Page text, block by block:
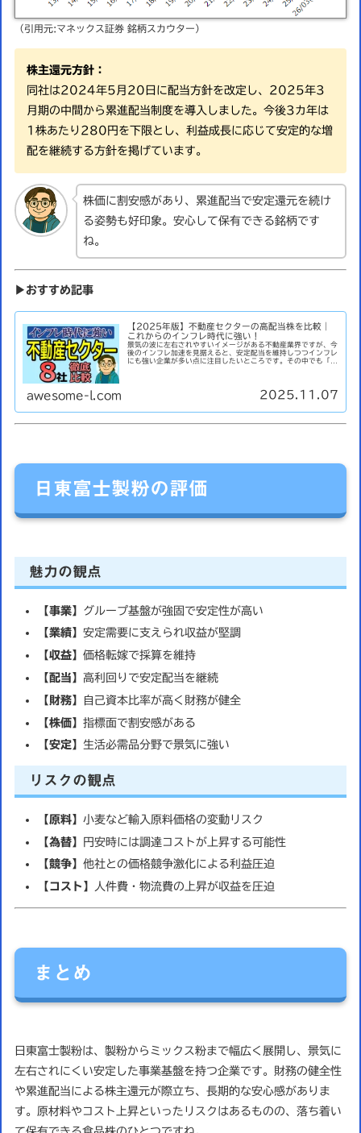
（引用元:マネックス証券 銘柄スカウター）
株主還元方針：
同社は2024年5月20日に配当方針を改定し、2025年3
月期の中間から累進配当制度を導入しました。今後3カ年は
1株あたり280円を下限とし、利益成長に応じて安定的な増
配を継続する方針を掲げています。
株価に割安感があり、累進配当で安定還元を続け
る姿勢も好印象。安心して保有できる銘柄です
ね。
▶おすすめ記事
【2025年版】不動産セクターの高配当株を比較｜
これからのインフレ時代に強い！
景気の波に左右されやすいイメージがある不動産業界ですが、今
後のインフレ加速を見据えると、安定配当を維持しつつインフレ
にも強い企業が多い点に注目したいところです。その中でも「高
awesome-l.com 2025.11.07
日東富士製粉の評価
魅力の観点
【事業】 グループ基盤が強固で安定性が高い
【業績】安定需要に支えられ収益が堅調
【収益】価格転嫁で採算を維持
【配当】 高利回りで安定配当を継続
【財務】
自己資本比率が高く財務が健全
【株価】指標面で割安感がある
【安定】生活必需品分野で景気に強い
リスクの観点
【原料】小麦など輸入原料価格の変動リスク
【為替】
円安時には調達コストが上昇する可能性
【競争】他社との価格競争激化による利益圧迫
【コスト】
人件費・物流費の上昇が収益を圧迫
まとめ
日東富士製粉は、製粉からミックス粉まで幅広く展開し、景気に
左右されにくい安定した事業基盤を持つ企業です。財務の健全性
や累進配当による株主還元が際立ち、長期的な安心感がありま
す。原材料やコスト上昇といったリスクはあるものの、落ち着い